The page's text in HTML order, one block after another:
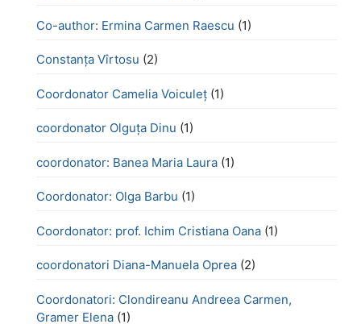
Co-author: Ermina Carmen Raescu (1)
Constanța Vîrtosu (2)
Coordonator Camelia Voiculeț (1)
coordonator Olguța Dinu (1)
coordonator: Banea Maria Laura (1)
Coordonator: Olga Barbu (1)
Coordonator: prof. Ichim Cristiana Oana (1)
coordonatori Diana-Manuela Oprea (2)
Coordonatori: Clondireanu Andreea Carmen,
Gramer Elena (1)